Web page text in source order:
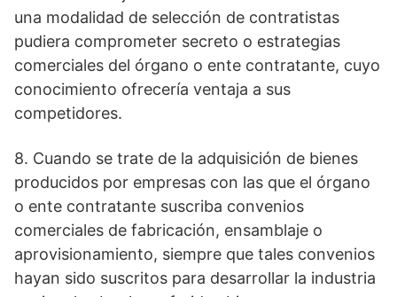
una modalidad de selección de contratistas
pudiera comprometer secreto o estrategias
comerciales del órgano o ente contratante, cuyo
conocimiento ofrecería ventaja a sus
competidores.
8. Cuando se trate de la adquisición de bienes
producidos por empresas con las que el órgano
o ente contratante suscriba convenios
comerciales de fabricación, ensamblaje o
aprovisionamiento, siempre que tales convenios
hayan sido suscritos para desarrollar la industria